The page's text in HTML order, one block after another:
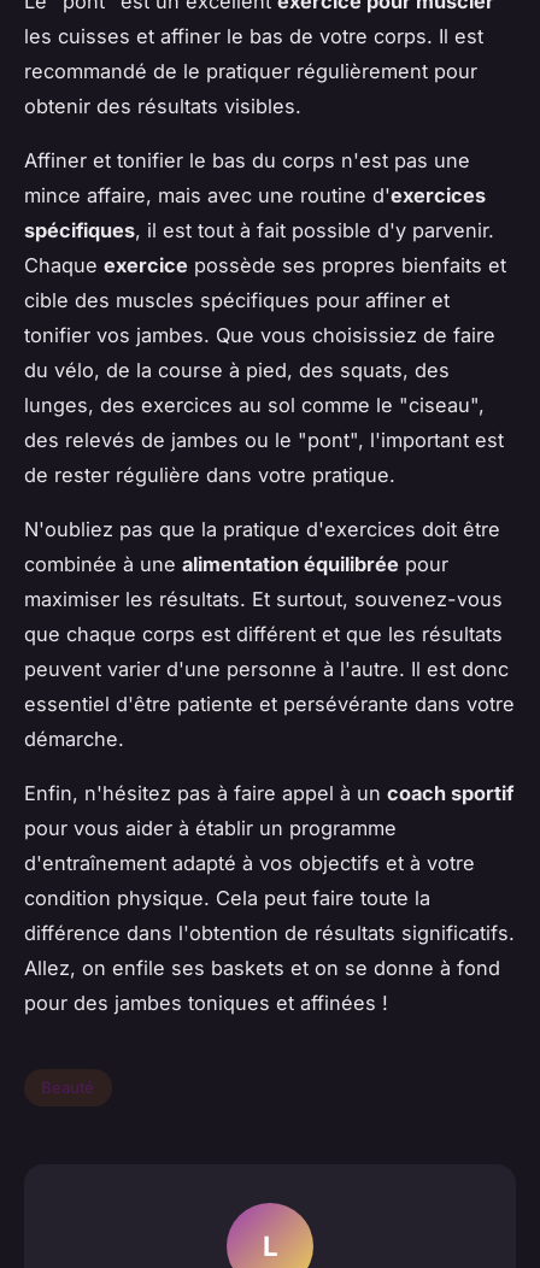
les cuisses et affiner le bas de votre corps. Il est
recommandé de le pratiquer régulièrement pour
obtenir des résultats visibles.
Affiner et tonifier le bas du corps n'est pas une
mince affaire, mais avec une routine d'exercices
spécifiques, il est tout à fait possible d'y parvenir.
Chaque exercice possède ses propres bienfaits et
cible des muscles spécifiques pour affiner et
tonifier vos jambes. Que vous choisissiez de faire
du vélo, de la course à pied, des squats, des
lunges, des exercices au sol comme le "ciseau",
des relevés de jambes ou le "pont", l'important est
de rester régulière dans votre pratique.
N'oubliez pas que la pratique d'exercices doit être
combinée à une alimentation équilibrée pour
maximiser les résultats. Et surtout, souvenez-vous
que chaque corps est différent et que les résultats
peuvent varier d'une personne à l'autre. Il est donc
essentiel d'être patiente et persévérante dans votre
démarche.
Enfin, n'hésitez pas à faire appel à un coach sportif
pour vous aider à établir un programme
d'entraînement adapté à vos objectifs et à votre
condition physique. Cela peut faire toute la
différence dans l'obtention de résultats significatifs.
Allez, on enfile ses baskets et on se donne à fond
pour des jambes toniques et affinées !
Beauté
L